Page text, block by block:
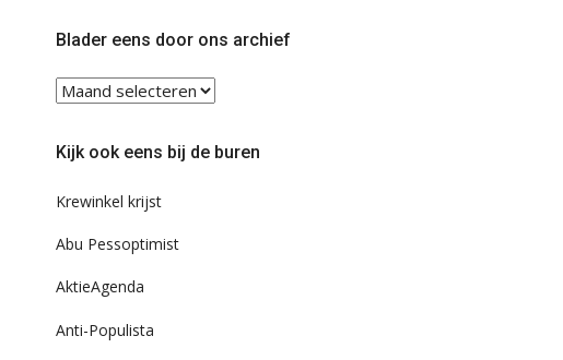
TwitterFacebook
Blader eens door ons archief
Blader
eens
ons
Kijk ook eens bij de buren
Krewinkel krijst
Abu Pessoptimist
AktieAgenda
Anti-Populista